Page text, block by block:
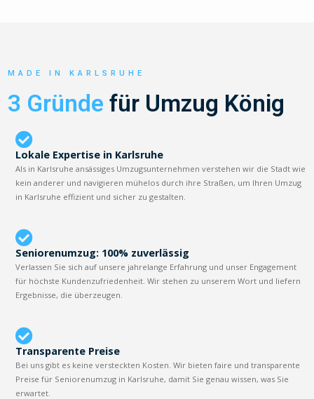
MADE IN KARLSRUHE
3 Gründe für Umzug König
Lokale Expertise in Karlsruhe
Als in Karlsruhe ansässiges Umzugsunternehmen verstehen wir die Stadt wie
kein anderer und navigieren mühelos durch ihre Straßen, um Ihren Umzug
in Karlsruhe effizient und sicher zu gestalten.
Seniorenumzug: 100% zuverlässig
Verlassen Sie sich auf unsere jahrelange Erfahrung und unser Engagement
für höchste Kundenzufriedenheit. Wir stehen zu unserem Wort und liefern
Ergebnisse, die überzeugen.
Transparente Preise
Bei uns gibt es keine versteckten Kosten. Wir bieten faire und transparente
Preise für Seniorenumzug in Karlsruhe, damit Sie genau wissen, was Sie
erwartet.